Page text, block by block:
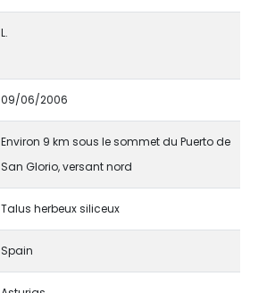
L.
09/06/2006
Environ 9 km sous le sommet du Puerto de
San Glorio, versant nord
Talus herbeux siliceux
Spain